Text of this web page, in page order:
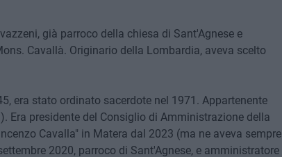
già parroco della chiesa di Sant'Agnese e
Cavallà. Originario della Lombardia, aveva scelto
era stato ordinato sacerdote nel 1971. Appartenente
Era presidente del Consiglio di Amministrazione della
Cavalla" in Matera dal 2023 (ma ne aveva sempre
2020, parroco di Sant'Agnese, e amministratore